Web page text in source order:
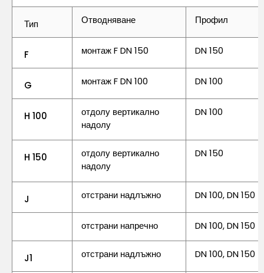
Тип Отводняване Профил
F монтаж F DN 150 DN 150
G монтаж F DN 100 DN 100
H 100
отдолу вертикално
надолу
DN 100
H 150
отдолу вертикално
надолу
DN 150
J отстрани надлъжно DN 100, DN 150
отстрани напречно DN 100, DN 150
J1 отстрани надлъжно DN 100, DN 150